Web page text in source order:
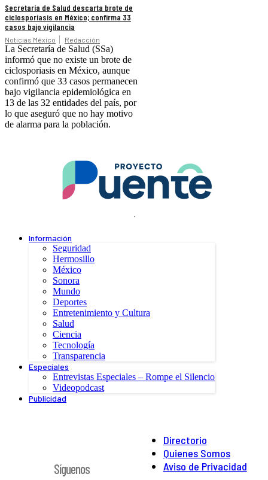
Secretaría de Salud descarta brote de
ciclosporiasis en México; confirma 33
casos bajo vigilancia
Noticias México Redacción
La Secretaría de Salud (SSa)
informó que no existe un brote de
ciclosporiasis en México, aunque
confirmó que 33 casos permanecen
bajo vigilancia epidemiológica en
13 de las 32 entidades del país, por
lo que aseguró que no hay motivo
de alarma para la población.
.
Información
Seguridad
Hermosillo
México
Sonora
Mundo
Deportes
Entretenimiento y Cultura
Salud
Ciencia
Tecnología
Transparencia
Especiales
Entrevistas Especiales – Rompe el Silencio
Videopodcast
Publicidad
Directorio
Quienes Somos
Aviso de Privacidad
Síguenos